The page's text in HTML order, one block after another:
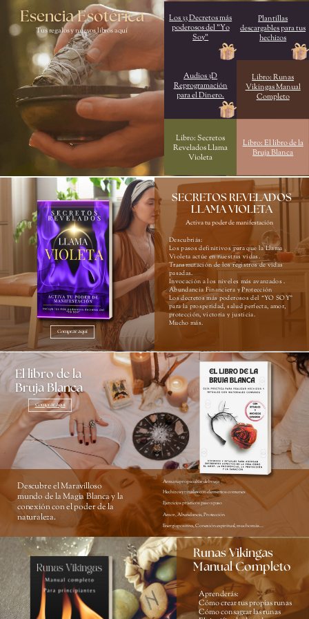
Esencia Esotérica
Tus regalos y nuevos libros aquí
Los 33 Decretos más
poderosos del "Yo
Soy"
Audios 3D
Reprogramación
para el Dinero.
Libro: Secretos
Revelados Llama
Violeta
Plantillas
descargables para tus
hechizos
Libro: Runas
Vikingas Manual
Completo
Libro: El libro de la
Bruja Blanca
Comprar aquí
SECRETOS REVELADOS
LLAMA VIOLETA
Activa tu poder de manifestación
Descubriás:
Los pasos definitivos para que la Llama
Violeta actúe en nuestras vidas.
Transmutación de los registros de vidas
pasadas.
Invocación a los niveles más avanzados .
Abundancia Financiera y Protección
Los decretos más poderosos del “YO SOY”
para la prosperidad, salud perfecta, amor,
protección, victoria y justicia.
Mucho más.
Descubre el Maravilloso
mundo de la Magia Blanca y la
conexión con el poder de la
naturaleza.
Arma tu propio altar de bruja
Hechizos y rituales con elementos comunes
Ejercicios prácticos paso a paso
Amor, Abundancia, Protección
Energía positiva, Conexión espiritual, mucho más...
El libro de la
Bruja Blanca
Comprar aquí
Runas Vikingas
Manual Completo
Aprenderás:
Cómo crear tus propias runas
Cómo consagrar las runas